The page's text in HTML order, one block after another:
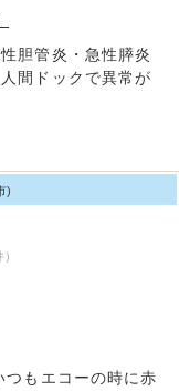
胆管炎・急性膵炎
間ドックで異常が
)
つもエコーの時に赤